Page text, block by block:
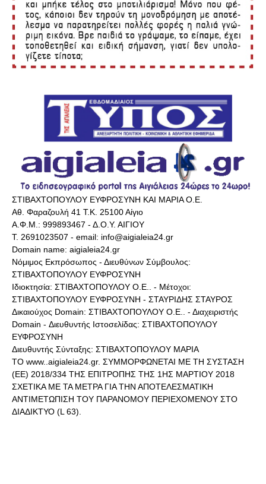
ΣΤΙΒΑΧΤΟΠΟΥΛΟΥ ΕΥΦΡΟΣΥΝΗ ΚΑΙ ΜΑΡΙΑ Ο.Ε.
Αθ. Φαραζουλή 41 Τ.Κ. 25100 Αίγιο
Α.Φ.Μ.: 999893467 - Δ.Ο.Υ. ΑΙΓΙΟΥ
Τ. 2691023507 - email: info@aigialeia24.gr
Domain name: aigialeia24.gr
Νόμιμος Εκπρόσωπος - Διευθύνων Σύμβουλος:
ΣΤΙΒΑΧΤΟΠΟΥΛΟΥ ΕΥΦΡΟΣΥΝΗ
Ιδιοκτησία: ΣΤΙΒΑΧΤΟΠΟΥΛΟΥ Ο.Ε.. - Μέτοχοι:
ΣΤΙΒΑΧΤΟΠΟΥΛΟΥ ΕΥΦΡΟΣΥΝΗ - ΣΤΑΥΡΙΔΗΣ ΣΤΑΥΡΟΣ
Δικαιούχος Domain: ΣΤΙΒΑΧΤΟΠΟΥΛΟΥ Ο.Ε.. - Διαχειριστής
Domain - Διευθυντής Ιστοσελίδας: ΣΤΙΒΑΧΤΟΠΟΥΛΟΥ
ΕΥΦΡΟΣΥΝΗ
Διευθυντής Σύνταξης: ΣΤΙΒΑΧΤΟΠΟΥΛΟΥ ΜΑΡΙΑ
ΤΟ www..aigialeia24.gr. ΣΥΜΜΟΡΦΩΝΕΤΑΙ ΜΕ ΤΗ ΣΥΣΤΑΣΗ
(ΕΕ) 2018/334 ΤΗΣ ΕΠΙΤΡΟΠΗΣ ΤΗΣ 1ΗΣ ΜΑΡΤΙΟΥ 2018
ΣΧΕΤΙΚΑ ΜΕ ΤΑ ΜΕΤΡΑ ΓΙΑ ΤΗΝ ΑΠΟΤΕΛΕΣΜΑΤΙΚΗ
ΑΝΤΙΜΕΤΩΠΙΣΗ ΤΟΥ ΠΑΡΑΝΟΜΟΥ ΠΕΡΙΕΧΟΜΕΝΟΥ ΣΤΟ
ΔΙΑΔΙΚΤΥΟ (L 63).